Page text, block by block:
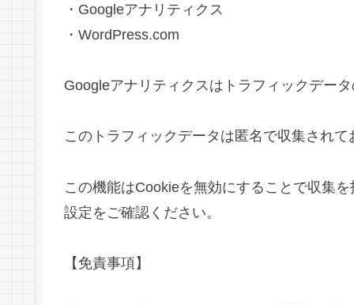
・Googleアナリティクス
・WordPress.com
Googleアナリティクスはトラフィックデー
このトラフィックデータは匿名で収集され
この機能はCookieを無効にすることで収集
設定をご確認ください。
【免責事項】